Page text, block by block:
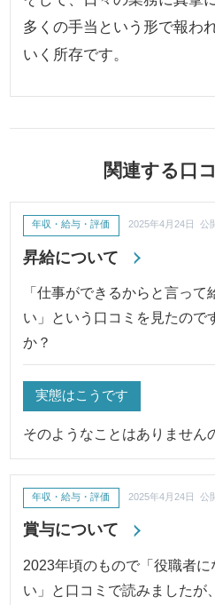
多くの手当という形で報わ
いく所存です。
関連する口
昇給について
年収・給与・評価 2025年4月24日 公
「仕事ができるからと言っ
い」という口コミを見たので
か？
実態はこうです
そのようなことはありませ
賞与について
年収・給与・評価 2025年4月24日 公
2023年頃のもので「役職者
い」と口コミで読みましたが